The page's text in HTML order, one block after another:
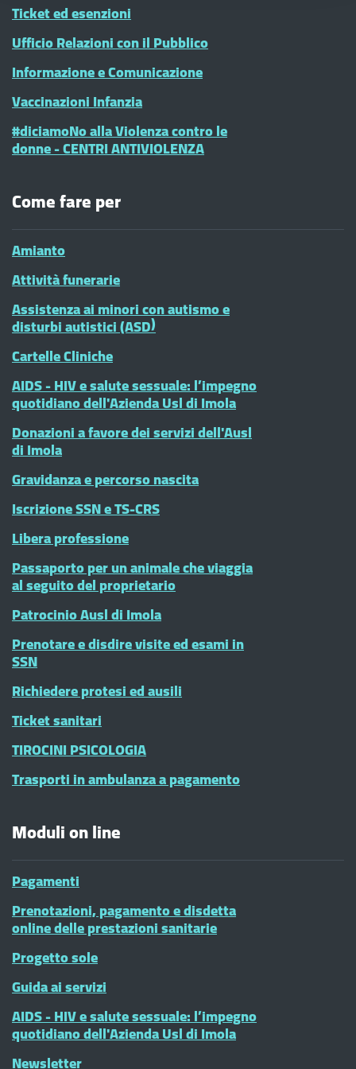
Ticket ed esenzioni
Ufficio Relazioni con il Pubblico
Informazione e Comunicazione
Vaccinazioni Infanzia
#diciamoNo alla Violenza contro le
donne - CENTRI ANTIVIOLENZA
Come fare per
Amianto
Attività funerarie
Assistenza ai minori con autismo e
disturbi autistici (ASD)
Cartelle Cliniche
AIDS - HIV e salute sessuale: l’impegno
quotidiano dell'Azienda Usl di Imola
Donazioni a favore dei servizi dell'Ausl
di Imola
Gravidanza e percorso nascita
Iscrizione SSN e TS-CRS
Libera professione
Passaporto per un animale che viaggia
al seguito del proprietario
Patrocinio Ausl di Imola
Prenotare e disdire visite ed esami in
SSN
Richiedere protesi ed ausili
Ticket sanitari
TIROCINI PSICOLOGIA
Trasporti in ambulanza a pagamento
Moduli on line
Pagamenti
Prenotazioni, pagamento e disdetta
online delle prestazioni sanitarie
Progetto sole
Guida ai servizi
AIDS - HIV e salute sessuale: l’impegno
quotidiano dell'Azienda Usl di Imola
Newsletter